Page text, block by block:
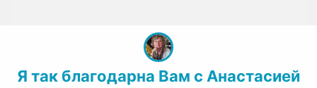
Я так благодарна Вам с Анастасией